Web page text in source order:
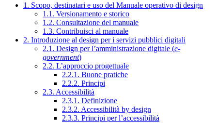
1. Scopo, destinatari e uso del Manuale operativo di design
1.1. Versionamento e storico
1.2. Consultazione del manuale
1.3. Contribuisci al manuale
2. Introduzione al design per i servizi pubblici digitali
2.1. Design per l’amministrazione digitale (e-
government)
2.2. L’approccio progettuale
2.2.1. Buone pratiche
2.2.2. Principi
2.3. Accessibilità
2.3.1. Definizione
2.3.2. Accessibilità by design
2.3.3. Principi per l’accessibilità